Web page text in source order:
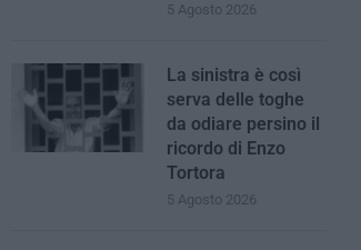
5 Agosto 2026
La sinistra è così
serva delle toghe
da odiare persino il
ricordo di Enzo
Tortora
5 Agosto 2026